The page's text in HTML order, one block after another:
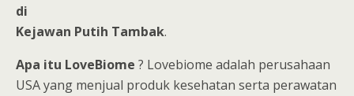
di
Kejawan Putih Tambak.
Apa itu LoveBiome ? Lovebiome adalah perusahaan
USA yang menjual produk kesehatan serta perawatan